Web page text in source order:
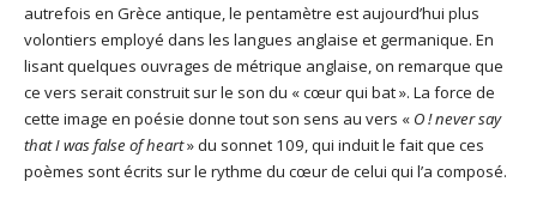
autrefois en Grèce antique, le pentamètre est aujourd’hui plus
volontiers employé dans les langues anglaise et germanique. En
lisant quelques ouvrages de métrique anglaise, on remarque que
ce vers serait construit sur le son du « cœur qui bat ». La force de
cette image en poésie donne tout son sens au vers « O ! never say
that I was false of heart» du sonnet 109, qui induit le fait que ces
poèmes sont écrits sur le rythme du cœur de celui qui l’a composé.